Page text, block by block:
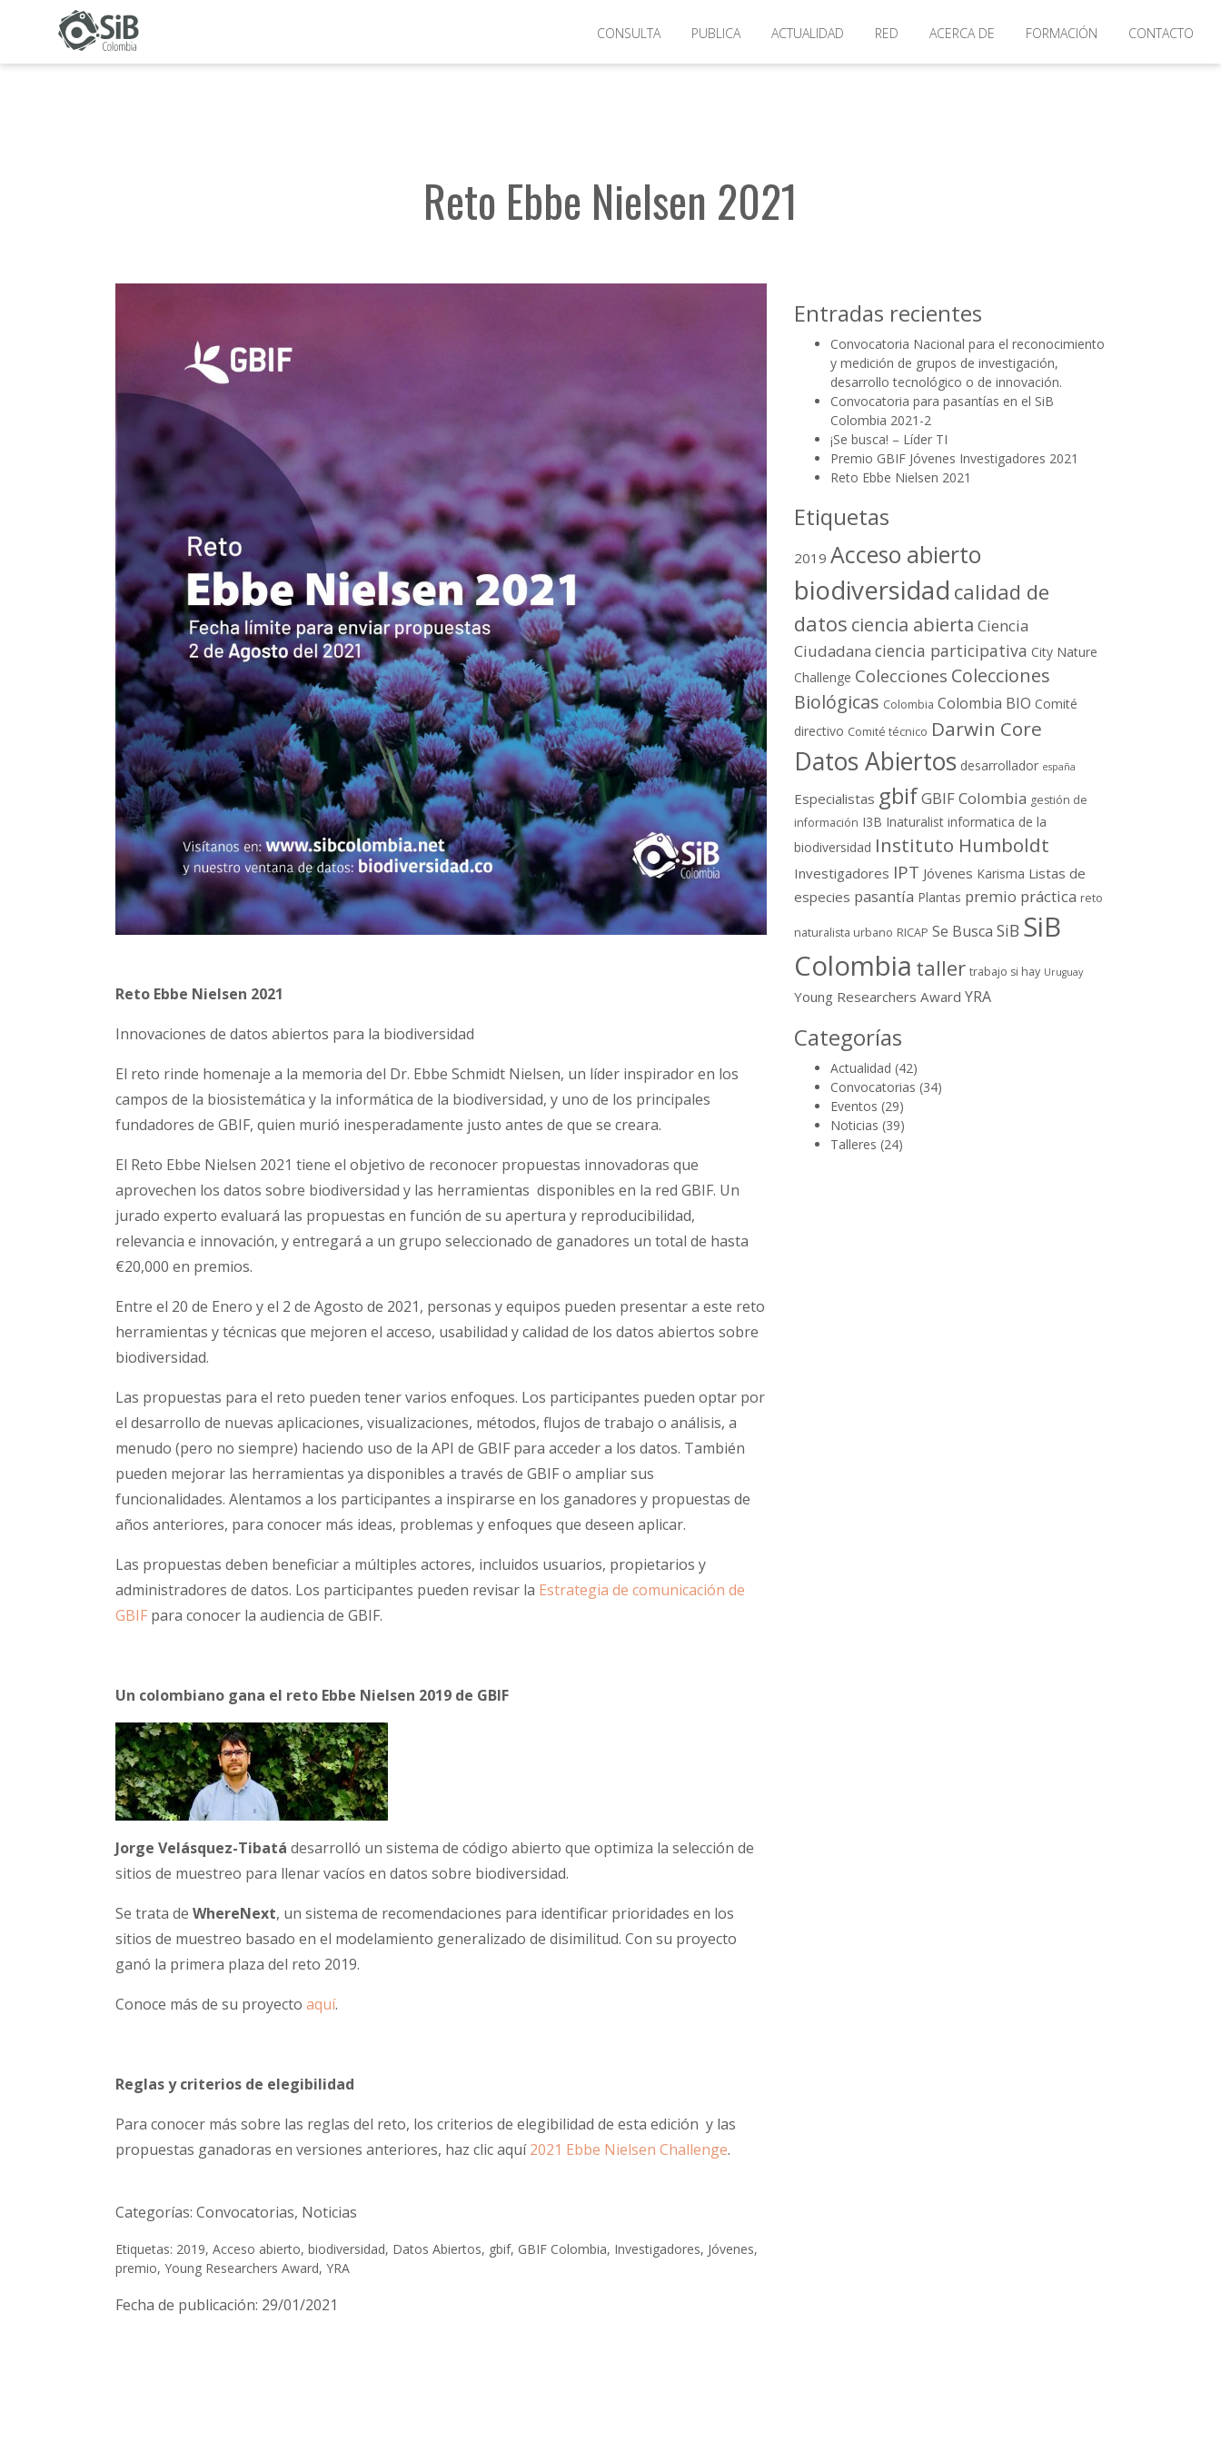
CONSULTA PUBLICA ACTUALIDAD RED ACERCA DE FORMACIÓN CONTACTO
Reto Ebbe Nielsen 2021
Reto Ebbe Nielsen 2021
Innovaciones de datos abiertos para la biodiversidad
El reto rinde homenaje a la memoria del Dr. Ebbe Schmidt Nielsen, un líder inspirador en los
campos de la biosistemática y la informática de la biodiversidad, y uno de los principales
fundadores de GBIF, quien murió inesperadamente justo antes de que se creara.
El Reto Ebbe Nielsen 2021 tiene el objetivo de reconocer propuestas innovadoras que
aprovechen los datos sobre biodiversidad y las herramientas disponibles en la red GBIF. Un
jurado experto evaluará las propuestas en función de su apertura y reproducibilidad,
relevancia e innovación, y entregará a un grupo seleccionado de ganadores un total de hasta
€20,000 en premios.
Entre el 20 de Enero y el 2 de Agosto de 2021, personas y equipos pueden presentar a este reto
herramientas y técnicas que mejoren el acceso, usabilidad y calidad de los datos abiertos sobre
biodiversidad.
Las propuestas para el reto pueden tener varios enfoques. Los participantes pueden optar por
el desarrollo de nuevas aplicaciones, visualizaciones, métodos, flujos de trabajo o análisis, a
menudo (pero no siempre) haciendo uso de la API de GBIF para acceder a los datos. También
pueden mejorar las herramientas ya disponibles a través de GBIF o ampliar sus
funcionalidades. Alentamos a los participantes a inspirarse en los ganadores y propuestas de
años anteriores, para conocer más ideas, problemas y enfoques que deseen aplicar.
Las propuestas deben beneficiar a múltiples actores, incluidos usuarios, propietarios y
administradores de datos. Los participantes pueden revisar la Estrategia de comunicación de
GBIF para conocer la audiencia de GBIF.
Un colombiano gana el reto Ebbe Nielsen 2019 de GBIF
Jorge Velásquez-Tibatá desarrolló un sistema de código abierto que optimiza la selección de
sitios de muestreo para llenar vacíos en datos sobre biodiversidad.
Se trata de WhereNext, un sistema de recomendaciones para identificar prioridades en los
sitios de muestreo basado en el modelamiento generalizado de disimilitud. Con su proyecto
ganó la primera plaza del reto 2019.
Conoce más de su proyecto aquí.
Reglas y criterios de elegibilidad
Para conocer más sobre las reglas del reto, los criterios de elegibilidad de esta edición y las
propuestas ganadoras en versiones anteriores, haz clic aquí2021 Ebbe Nielsen Challenge.
Categorías: Convocatorias, Noticias
Etiquetas: 2019, Acceso abierto, biodiversidad, Datos Abiertos, gbif, GBIF Colombia, Investigadores, Jóvenes,
premio, Young Researchers Award, YRA
Fecha de publicación: 29/01/2021
Entradas recientes
Convocatoria Nacional para el reconocimiento
y medición de grupos de investigación,
desarrollo tecnológico o de innovación.
Convocatoria para pasantías en el SiB
Colombia 2021-2
¡Se busca! – Líder TI
Premio GBIF Jóvenes Investigadores 2021
Reto Ebbe Nielsen 2021
Etiquetas
2019 Acceso abierto
biodiversidad calidad de
datos ciencia abierta Ciencia
Ciudadana ciencia participativa City Nature
Challenge Colecciones Colecciones
Biológicas Colombia Colombia BIO Comité
directivo Comité técnico Darwin Core
Datos Abiertos desarrollador españa
Especialistas gbifGBIF Colombia gestión de
información I3B Inaturalist informatica de la
biodiversidad Instituto Humboldt
Investigadores IPT Jóvenes Karisma Listas de
especies pasantía Plantas premio práctica reto
naturalista urbano RICAP Se Busca SiB SiB
Colombia taller trabajo si hay Uruguay
Young Researchers Award YRA
Categorías
Actualidad (42)
Convocatorias (34)
Eventos (29)
Noticias (39)
Talleres (24)